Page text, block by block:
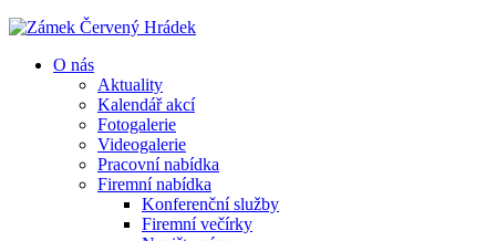
O nás
Aktuality
Kalendář akcí
Fotogalerie
Videogalerie
Pracovní nabídka
Firemní nabídka
Konferenční služby
Firemní večírky